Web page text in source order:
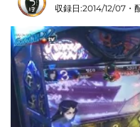
収録日:2014/12/07・